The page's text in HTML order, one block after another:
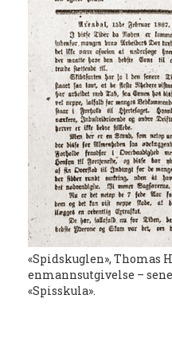
«Spidskuglen», Thomas
enmannsutgivelse –
«Spisskula».